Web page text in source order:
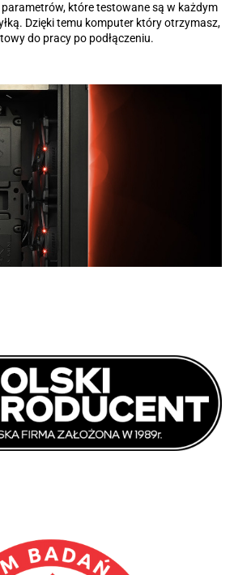
które testowane są w każdym
Dzięki temu komputer który otrzymasz,
do pracy po podłączeniu.